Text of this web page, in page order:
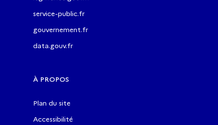
service-public.fr
gouvernement.fr
data.gouv.fr
À PROPOS
Plan du site
Accessibilité